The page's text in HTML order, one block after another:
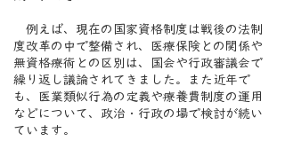
例えば、現在の国家資格制度は戦後の法制
度改革の中で整備され、医療保険との関係や
無資格療術との区別は、国会や行政審議会で
繰り返し議論されてきました。また近年で
も、医業類似行為の定義や療養費制度の運用
などについて、政治・行政の場で検討が続い
ています。